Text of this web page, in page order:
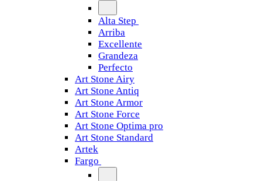
Alta Step
Arriba
Excellente
Grandeza
Perfecto
Art Stone Airy
Art Stone Antiq
Art Stone Armor
Art Stone Force
Art Stone Optima pro
Art Stone Standard
Artek
Fargo